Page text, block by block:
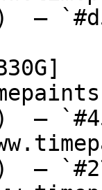
—
—
—